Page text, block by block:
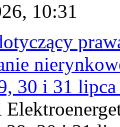
10:31
30 i 31